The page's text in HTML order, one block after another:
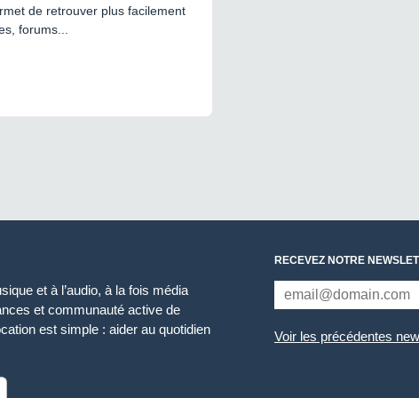
de retrouver plus facilement
forums...
et à l’audio, à la fois média
et communauté active de
est simple : aider au quotidien
RECEVEZ NOTRE
Voir les précédentes